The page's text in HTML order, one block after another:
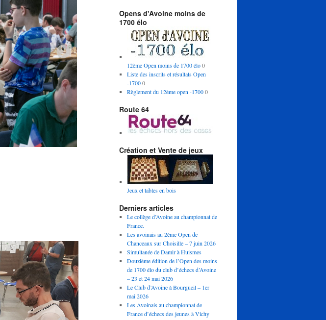
Opens d'Avoine moins de
1700 élo
12ème Open moins de 1700 élo0
Liste des inscrits et résultats Open
-17000
Règlement du 12ème open -17000
Route 64
Création et Vente de jeux
Jeux et tables en bois
Derniers articles
Le collège d’Avoine au championnat de
France.
Les avoinais au 2ème Open de
Chanceaux sur Choisille – 7 juin 2026
Simultanée de Damir à Huismes
Douzième édition de l’Open des moins
de 1700 élo du club d’échecs d’Avoine
– 23 et 24 mai 2026
Le Club d’Avoine à Bourgueil – 1er
mai 2026
Les Avoinais au championnat de
France d’échecs des jeunes à Vichy